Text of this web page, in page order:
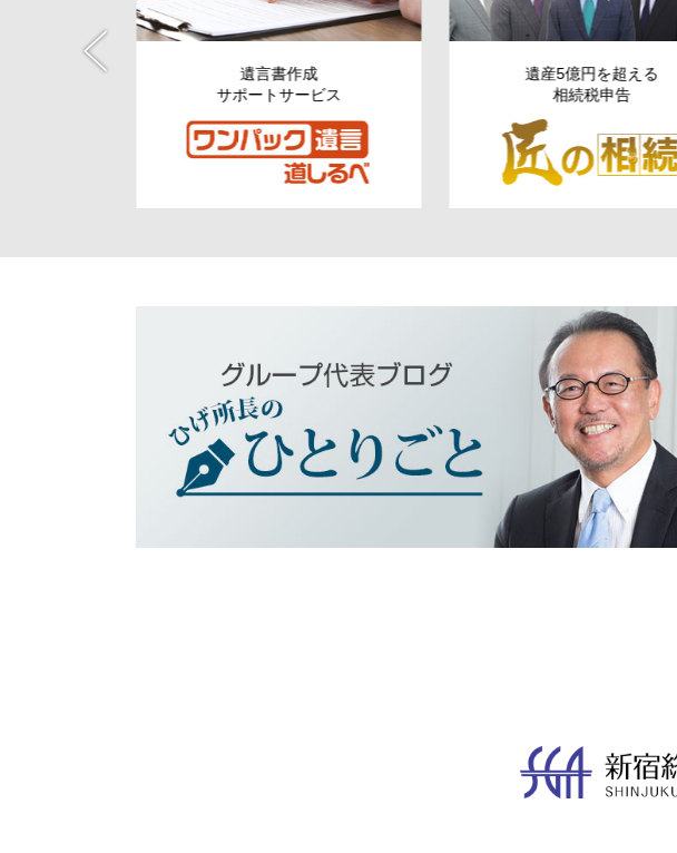
遺言書作成
サポートサービス
遺産5億円を超える
相続税申告